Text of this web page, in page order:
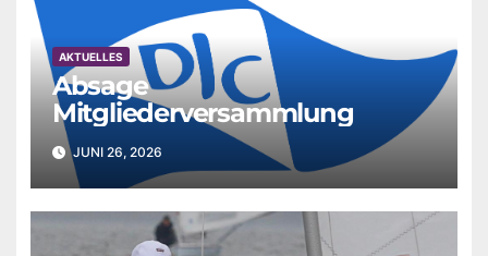
AKTUELLES
Absage
Mitgliederversammlung
JUNI 26, 2026